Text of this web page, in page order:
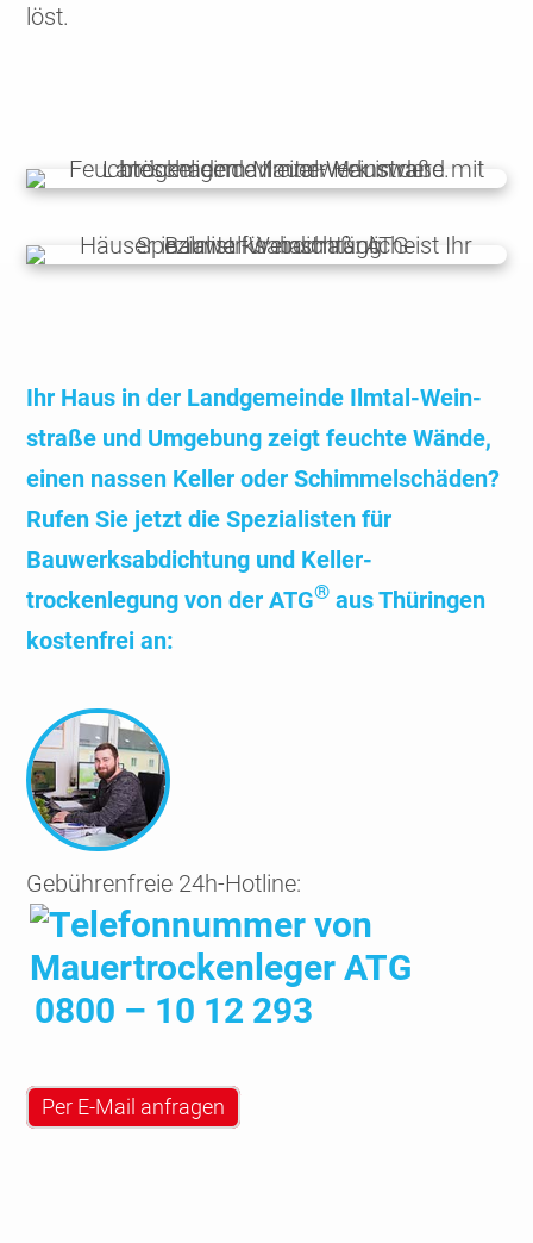
löst.
Ihr Haus in der Land­gemeinde Ilmtal-Wein­
straße und Umgebung zeigt feuchte Wände,
einen nassen Keller oder Schimmel­schäden?
Rufen Sie jetzt die Spezialisten für
Bauwerks­abdichtung und Keller­
trockenlegung von der ATG® aus Thüringen
kosten­frei an:
Gebührenfreie 24h-Hotline:
0800 – 10 12 293
Per E-Mail anfragen